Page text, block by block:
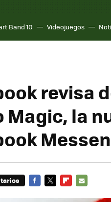
Band 10 Videojuegos
revisa
Magic, la